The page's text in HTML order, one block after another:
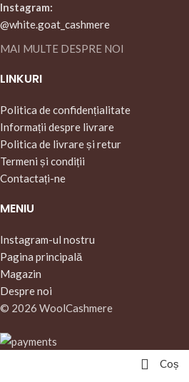
Instagram:
@white.goat_cashmere
MAI MULTE DESPRE NOI
LINKURI
Politica de confidențialitate
Informații despre livrare
Politica de livrare și retur
Termeni și condiții
Contactați-ne
MENIU
Instagram-ul nostru
Pagina principală
Magazin
Despre noi
© 2026 WoolCashmere
Coș